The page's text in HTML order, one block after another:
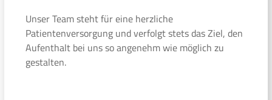
Unser Team steht für eine herzliche
Patientenversorgung und verfolgt stets das Ziel, den
Aufenthalt bei uns so angenehm wie möglich zu
gestalten.